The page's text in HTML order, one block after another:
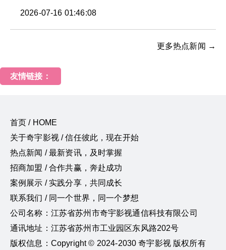
2026-07-16 01:46:08
更多热点新闻 →
友情链接：
首页 / HOME
关于奇宇影视 / 信任彼此，现在开始
热点新闻 / 最新资讯，及时掌握
招商加盟 / 合作共赢，奔赴成功
案例展示 / 实践分享，共同成长
联系我们 / 同一个世界，同一个梦想
公司名称：江苏省苏州市奇宇影视通信科技有限公司
通讯地址：江苏省苏州市工业园区东风路202号
版权信息：Copyright © 2024-2030 奇宇影视 版权所有